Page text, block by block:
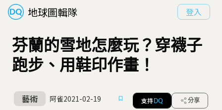
地球圖輯隊 登入
芬蘭的雪地怎麼玩？穿襪子
跑步、用鞋印作畫！
藝術 阿雀2021-02-19 支持 DQ 分享